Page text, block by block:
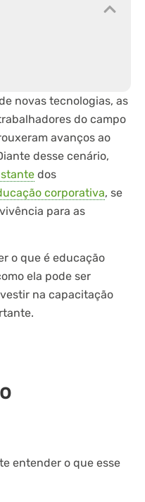
novas tecnologias, as
do campo
avanços ao
desse cenário,
dos
corporativa, se
para as
o que é educação
ela pode ser
na capacitação
entender o que esse